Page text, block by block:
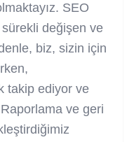
SEO
sürekli değişen ve
biz, sizin için
takip ediyor ve
ve geri